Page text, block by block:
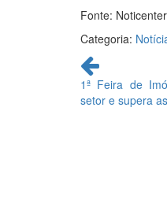
Fonte: Noticenter
Categoria:
Continue
lendo
1ª Feira de
setor e supera